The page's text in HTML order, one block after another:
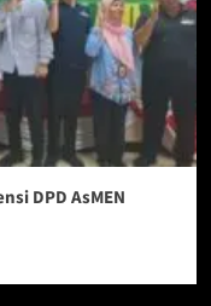
DPD AsMEN